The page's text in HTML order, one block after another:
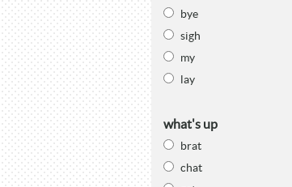
bye
sigh
my
lay
what's up
brat
chat